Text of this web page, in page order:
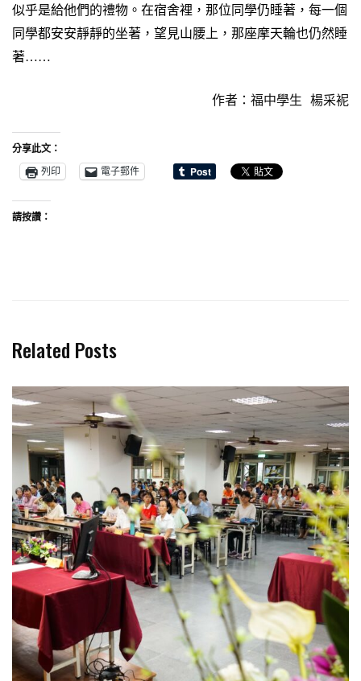
似乎是給他們的禮物。在宿舍裡，那位同學仍睡著，每一個
同學都安安靜靜的坐著，望見山腰上，那座摩天輪也仍然睡
著……
作者：福中學生 楊采䘦
分享此文：
列印
電子郵件
請按讚：
Related Posts